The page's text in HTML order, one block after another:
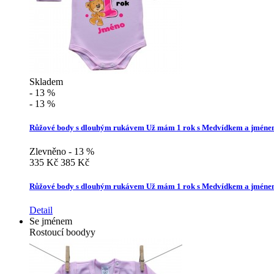
Skladem
- 13 %
- 13 %
Růžové body s dlouhým rukávem Už mám 1 rok s Medvídkem a
Zlevněno - 13 %
335 Kč 385 Kč
Růžové body s dlouhým rukávem Už mám 1 rok s Medvídkem a
Detail
Se jménem
Rostoucí boodyy